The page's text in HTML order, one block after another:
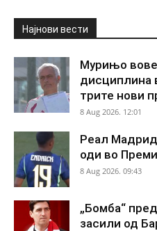
Најнови вести
Мурињо
дисциплина
трите нови
8 Aug 2026. 12:01
Реал
оди во
8 Aug 2026. 09:43
„Бомба“
засили од